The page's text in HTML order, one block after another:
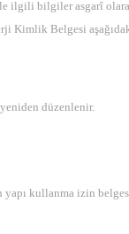
ilgili bilgiler asgarî
Kimlik Belgesi
düzenlenir.
kullanma izin